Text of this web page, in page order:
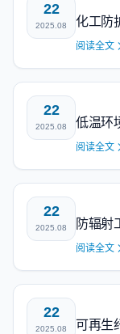
22
2025.08 化工防
阅读全文
22
2025.08 低温环
阅读全文
22
2025.08 防辐射
阅读全文
22
2025.08 可再生